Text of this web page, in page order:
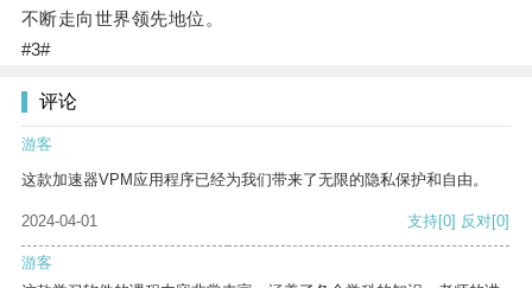
不断走向世界领先地位。
#3#
评论
游客
这款加速器VPM应用程序已经为我们带来了无限的隐私保护和自由。
2024-04-01 支持[0] 反对[0]
游客